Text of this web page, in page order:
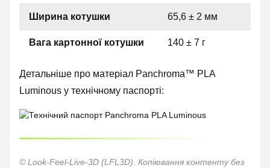
Ширина котушки 65,6 ± 2 мм
Вага картонної котушки 140 ± 7 г
Детальніше про матеріал Panchroma™ PLA
Luminous у технічному паспорті:
© Look-Feel-Live-3D (LFL3D). Копіювання контенту без